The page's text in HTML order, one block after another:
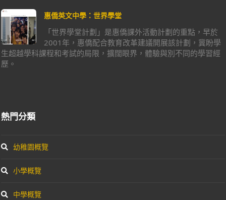
惠僑英文中學：世界學堂
「世界學堂計劃」是惠僑課外活動計劃的重點，早於
2001年，惠僑配合教育改革建議開展該計劃，冀盼學
生超越學科課程和考試的局限，擴闊眼界，體驗與別不同的學習經
歷。
熱門分類
幼稚園概覽
小學概覽
中學概覽